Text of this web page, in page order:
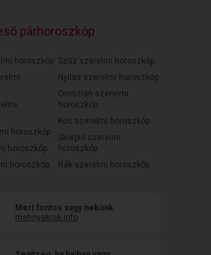
párhoroszkóp
horoszkóp
horoszkóp
horoszkóp
horoszkóp
Szűz szerelmi horoszkóp
Nyilas szerelmi horoszkóp
Oroszlán szerelmi
horoszkóp
Kos szerelmi horoszkóp
Skorpió szerelmi
horoszkóp
Rák szerelmi horoszkóp
Mert fontos vagy nekünk
mehnyakrak.info